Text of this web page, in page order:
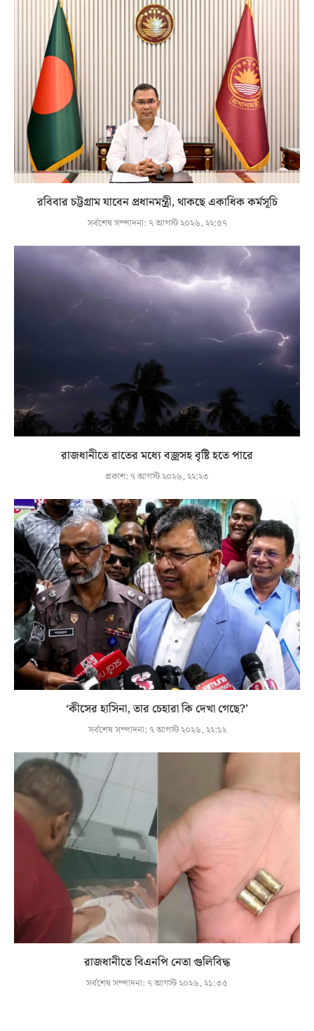
রবিবার চট্টগ্রাম যাবেন প্রধানমন্ত্রী, থাকছে একাধিক কর্মসূচি
সর্বশেষ সম্পাদনা: ৭ আগস্ট ২০২৬, ২২:৫৭
রাজধানীতে রাতের মধ্যে বজ্রসহ বৃষ্টি হতে পারে
প্রকাশ: ৭ আগস্ট ২০২৬, ২২:২৩
‘কীসের হাসিনা, তার চেহারা কি দেখা গেছে?’
সর্বশেষ সম্পাদনা: ৭ আগস্ট ২০২৬, ২২:১২
রাজধানীতে বিএনপি নেতা গুলিবিদ্ধ
সর্বশেষ সম্পাদনা: ৭ আগস্ট ২০২৬, ২১:৩৫